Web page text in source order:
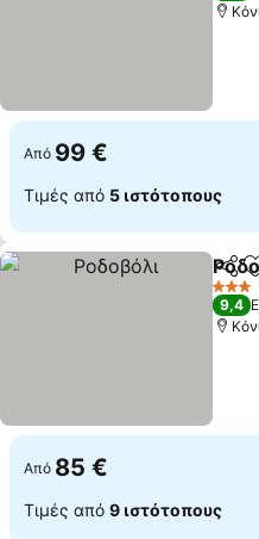
Από 99 €
Τιμές από 5 ιστότοπους
3
9,4
Από 85 €
Τιμές από 9 ιστότοπους